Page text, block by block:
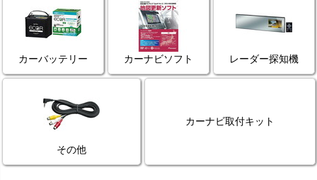
カーバッテリー カーナビソフト レーダー探知機
その他
カーナビ取付キット